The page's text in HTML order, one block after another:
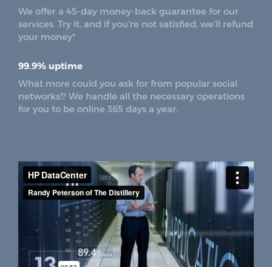
We offer a 45-day money-back guarantee for our
services. Try it, and if you're not satisfied, we'll refund
your money*
99.9% uptime
What more could you ask for from popular social
networks!? We handle all the necessary operations
for you to be online 365 days a year.